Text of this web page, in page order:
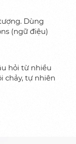
Dùng
(ngữ điệu)
hỏi từ nhiều
chảy, tự nhiên